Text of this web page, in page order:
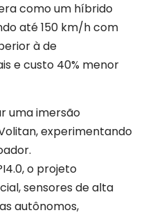
como um híbrido
até 150 km/h com
à de
e custo 40% menor
uma imersão
experimentando
o projeto
sensores de alta
autônomos,